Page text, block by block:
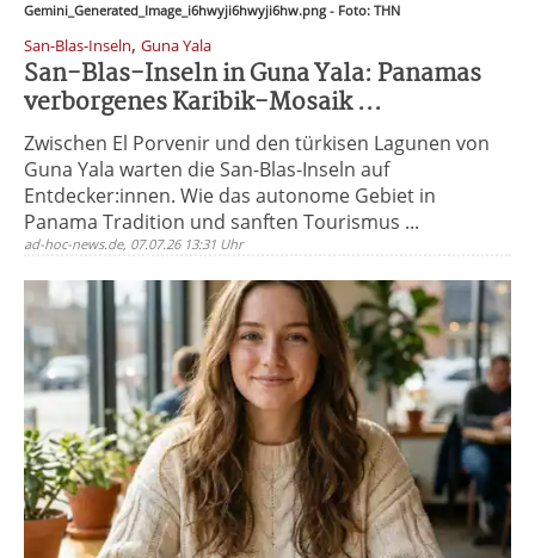
Gemini_Generated_Image_i6hwyji6hwyji6hw.png - Foto: THN
San-Blas-Inseln, Guna Yala
San-Blas-Inseln in Guna Yala: Panamas
verborgenes Karibik-Mosaik ...
Zwischen El Porvenir und den türkisen Lagunen von
Guna Yala warten die San-Blas-Inseln auf
Entdecker:innen. Wie das autonome Gebiet in
Panama Tradition und sanften Tourismus ...
ad-hoc-news.de, 07.07.26 13:31 Uhr